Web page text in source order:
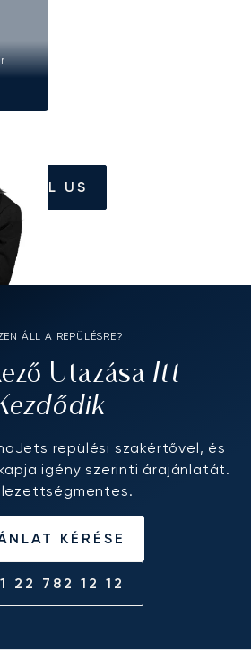
CALL US
ÁLL A REPÜLÉSRE?
Utazása Itt
repülési szakértővel, és
igény szerinti árajánlatát.
KÉRÉSE
22 782 12 12